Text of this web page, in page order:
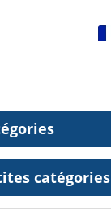
catégories